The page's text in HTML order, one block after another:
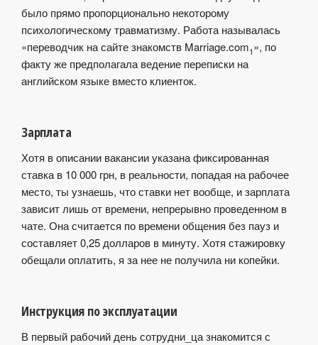
было прямо пропорционально некоторому
психологическому травматизму. Работа называлась
«переводчик на сайте знакомств Marriage.com1», по
факту же предполагала ведение переписки на
английском языке вместо клиенток.
Зарплата
Хотя в описании вакансии указана фиксированная
ставка в 10 000 грн, в реальности, попадая на рабочее
место, ты узнаешь, что ставки нет вообще, и зарплата
зависит лишь от времени, непрерывно проведенном в
чате. Она считается по времени общения без пауз и
составляет 0,25 долларов в минуту. Хотя стажировку
обещали оплатить, я за нее не получила ни копейки.
Инструкция по эксплуатации
В первый рабочий день сотрудни_ца знакомится с